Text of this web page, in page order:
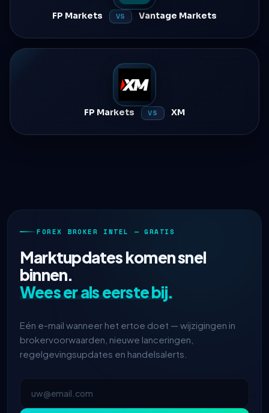
FP Markets VS Vantage Markets
FP Markets VS XM
FOREX BROKER INTEL — GRATIS
Marktupdates komen snel
binnen.
Wees er als eerste bij.
Eén e-mail wanneer het ertoe doet — wijzigingen in
brokervoorwaarden, nieuwe lanceringen,
regelgevingsupdates en handelsalerts.